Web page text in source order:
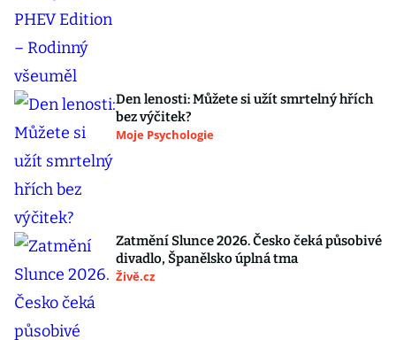
Den lenosti: Můžete si užít smrtelný hřích
bez výčitek?
Moje Psychologie
Zatmění Slunce 2026. Česko čeká působivé
divadlo, Španělsko úplná tma
Živě.cz